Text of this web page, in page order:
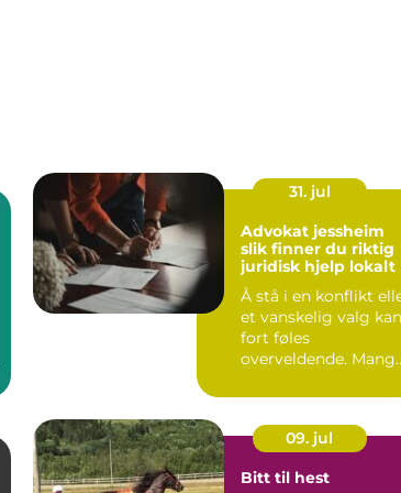
31. jul
Advokat jessheim
slik finner du riktig
juridisk hjelp lokalt
Å stå i en konflikt
et vanskelig valg kan
fort føles
overveldende.
usikkerhe...
09. jul
Bitt til hest